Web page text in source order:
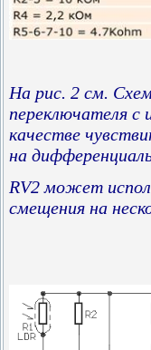
На рис. 2 см.
переключателя с
качестве
на
RV2 может
смещения на